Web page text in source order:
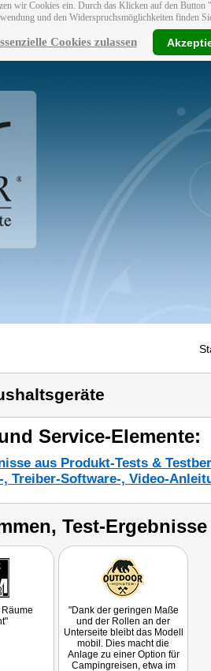
wir Cookies ein. Durch das Klicken auf den
und den Widerspruchsmöglichkeiten finden
Cookies zulassen
Service-Elemente:
aus Produkt-Tests &
, Treiber-Software-, Video-
Test-
"Dank der geringen Maße
und der Rollen an der
Unterseite bleibt das Modell
mobil. Dies macht die
Anlage zu einer Option für
Campingreisen, etwa im